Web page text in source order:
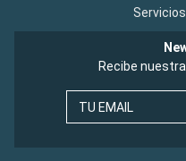
Recibe
TU EMAIL